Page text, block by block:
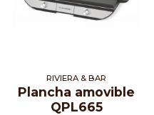
RIVIERA & BAR
Plancha amovible
QPL665